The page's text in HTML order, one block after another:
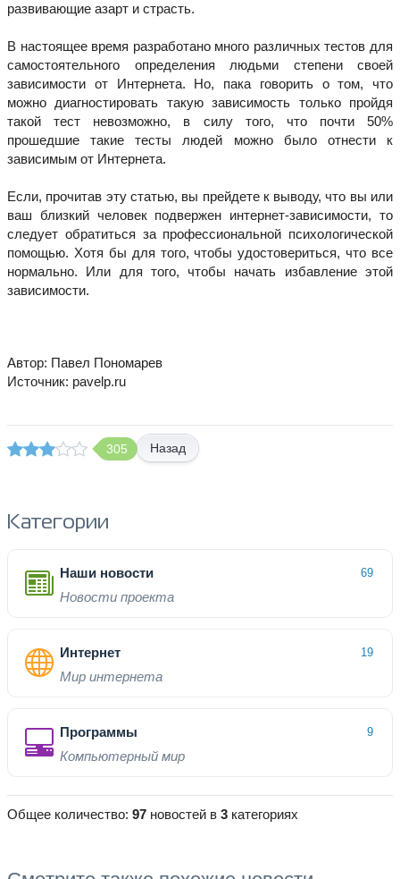
развивающие азарт и страсть.
В настоящее время разработано много различных тестов для
самостоятельного определения людьми степени своей
зависимости от Интернета. Но, пака говорить о том, что
можно диагностировать такую зависимость только пройдя
такой тест невозможно, в силу того, что почти 50%
прошедшие такие тесты людей можно было отнести к
зависимым от Интернета.
Если, прочитав эту статью, вы прейдете к выводу, что вы или
ваш близкий человек подвержен интернет-зависимости, то
следует обратиться за профессиональной психологической
помощью. Хотя бы для того, чтобы удостовериться, что все
нормально. Или для того, чтобы начать избавление этой
зависимости.
Автор: Павел Пономарев
Источник: pavelp.ru
305 Назад
Категории
Наши новости 69
Новости проекта
Интернет 19
Мир интернета
Программы 9
Компьютерный мир
Общее количество: 97 новостей в 3 категориях